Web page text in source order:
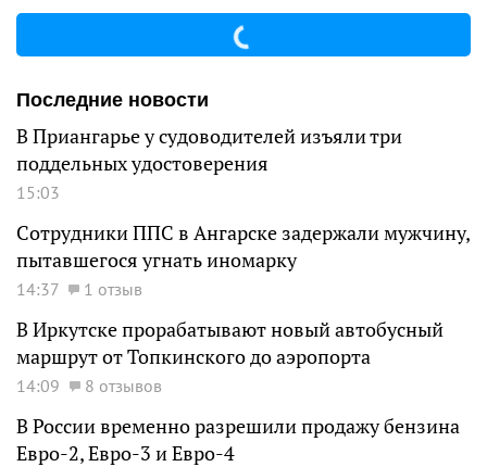
Последние новости
В Приангарье у судоводителей изъяли три
поддельных удостоверения
15:03
Сотрудники ППС в Ангарске задержали мужчину,
пытавшегося угнать иномарку
14:37 1 отзыв
В Иркутске прорабатывают новый автобусный
маршрут от Топкинского до аэропорта
14:09 8 отзывов
В России временно разрешили продажу бензина
Евро-2, Евро-3 и Евро-4